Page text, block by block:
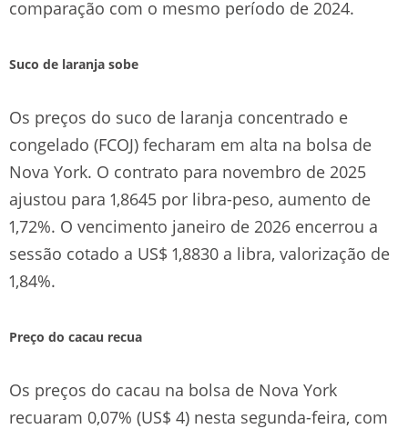
comparação com o mesmo período de 2024.
Suco de laranja sobe
Os preços do suco de laranja concentrado e
congelado (FCOJ) fecharam em alta na bolsa de
Nova York. O contrato para novembro de 2025
ajustou para 1,8645 por libra-peso, aumento de
1,72%. O vencimento janeiro de 2026 encerrou a
sessão cotado a US$ 1,8830 a libra, valorização de
1,84%.
Preço do cacau recua
Os preços do cacau na bolsa de Nova York
recuaram 0,07% (US$ 4) nesta segunda-feira, com